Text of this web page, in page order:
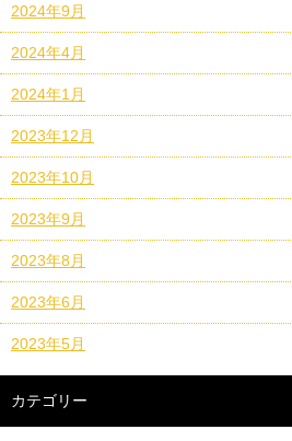
2024年9月
2024年4月
2024年1月
2023年12月
2023年10月
2023年9月
2023年8月
2023年6月
2023年5月
カテゴリー